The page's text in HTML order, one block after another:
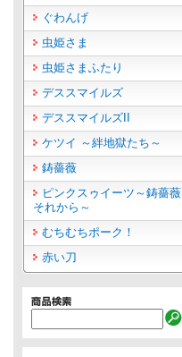
ぐわんげ
虫姫さま
虫姫さまふたり
デススマイルズ
デススマイルズII
ケツイ ～絆地獄たち～
鋳薔薇
ピンクスゥイーツ～鋳薔薇
それから～
むちむちポーク！
赤い刀